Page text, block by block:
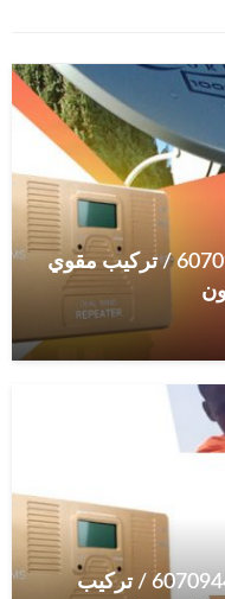
مقوي سيرفس العيون / 60709445 / تركيب مقوي
مقوي سيرفس الفحيحيل / 60709445 / تركيب